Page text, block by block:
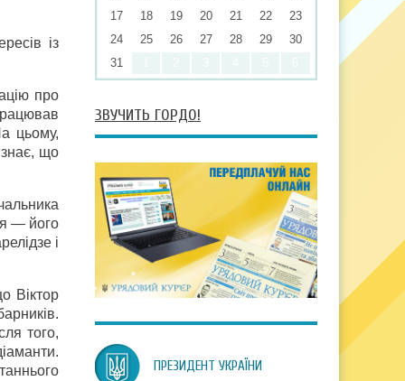
із
про
цьому,
що
я — його
і
Віктор
того,
17
18 19 20 21 22
23
24
25 26 27 28 29
30
31
ЗВУЧИТЬ ГОРДО!
ПРЕЗИДЕНТ УКРАЇНИ